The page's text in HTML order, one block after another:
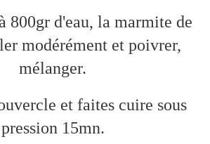
800gr d'eau, la marmite de
modérément et poivrer,
mélanger.
et faites cuire sous
pression 15mn.